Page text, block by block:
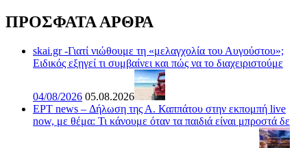
ΠΡΟΣΦΑΤΑ ΑΡΘΡΑ
skai.gr -Γιατί νιώθουμε τη «μελαγχολία του Αυγούστου»;
Ειδικός εξηγεί τι συμβαίνει και πώς να το διαχειριστούμε
04/08/2026 05.08.2026
ΕΡΤ news – Δήλωση της Α. Καππάτου στην εκπομπή live
now, με θέμα: Τι κάνουμε όταν τα παιδιά είναι μπροστά δε